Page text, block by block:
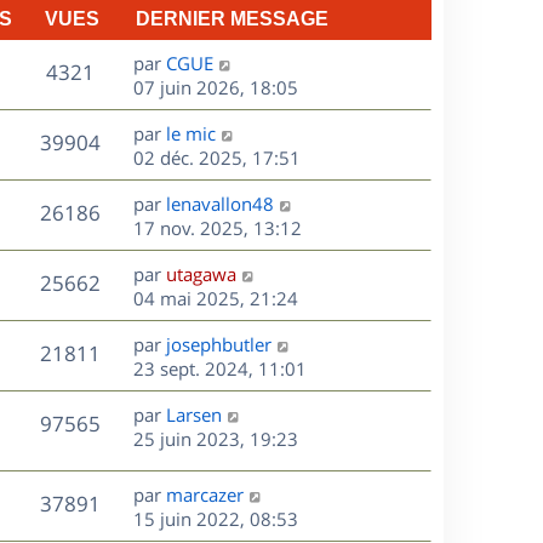
VUES DERNIER MESSAGE
4321
u
e
s
D
e
r
n
i
e
r
m
e
s
s
a
g
e
par CGUE
07 juin 2026, 18:05
39904V
u
e
s
D
e
r
n
i
e
r
m
e
s
s
a
g
e
par le mic
02 déc. 2025, 17:51
26186V
u
e
D
e
r
n
i
e
r
m
e
s
s
a
g
e
par lenavallon48
17 nov. 2025, 13:12
25662V
u
D
e
r
n
i
e
r
m
e
s
s
par utagawa
04 mai 2025, 21:24
21811
u
D
e
r
n
i
e
r
m
e
par josephbutler
23 sept. 2024, 11:01
97565V
u
D
e
n
i
e
par Larsen
25 juin 2023, 19:23
37891
D
e
par marcazer
15 juin 2022, 08:53